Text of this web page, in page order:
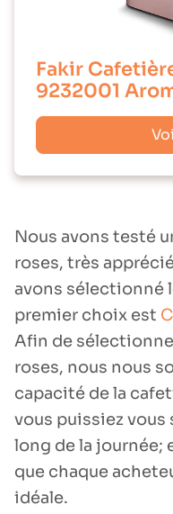
Fakir
9232001
Nous avons testé
roses, très
avons sélectionné
premier choix est
Afin de
roses, nous nous
capacité de la
vous puissiez vous
long de la journée;
que chaque
idéale.